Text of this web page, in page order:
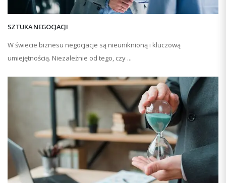
SZTUKA NEGOCJACJI
W świecie biznesu negocjacje są nieuniknioną i kluczową
umiejętnością. Niezależnie od tego, czy ...